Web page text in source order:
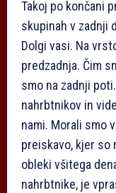
Takoj po končani
skupinah v zadnji
Dolgi vasi. Na
predzadnja. Čim
smo na zadnji
nahrbtnikov in
nami. Morali smo
preiskavo, kjer so
obleki všitega
nahrbtnike, je